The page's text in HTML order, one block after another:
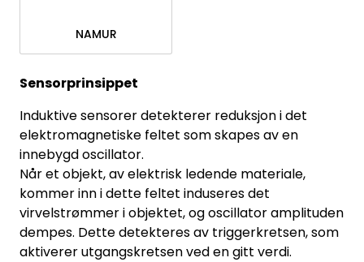
NAMUR
Sensorprinsippet
Induktive sensorer detekterer reduksjon i det
elektromagnetiske feltet som skapes av en
innebygd oscillator.
Når et objekt, av elektrisk ledende materiale,
kommer inn i dette feltet induseres det
virvelstrømmer i objektet, og oscillator amplituden
dempes. Dette detekteres av triggerkretsen, som
aktiverer utgangskretsen ved en gitt verdi.